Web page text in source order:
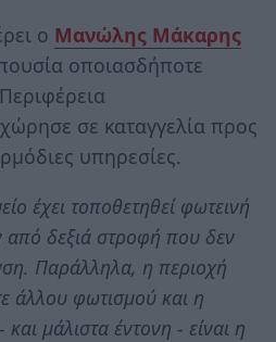
ο Μανώλης Μάκαρης
οποιασδήποτε
σε καταγγελία προς
υπηρεσίες.
έχει τοποθετηθεί φωτεινή
από δεξιά στροφή που δεν
Παράλληλα, η περιοχή
άλλου φωτισμού και η
μάλιστα έντονη - είναι η